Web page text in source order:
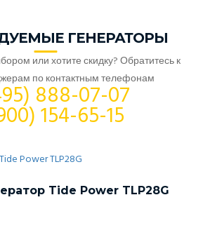
ГЕНЕРАТОРЫ
или хотите скидку? Обратитесь к
по контактным телефонам
888-07-07
154-65-15
Tide Power TLP28G